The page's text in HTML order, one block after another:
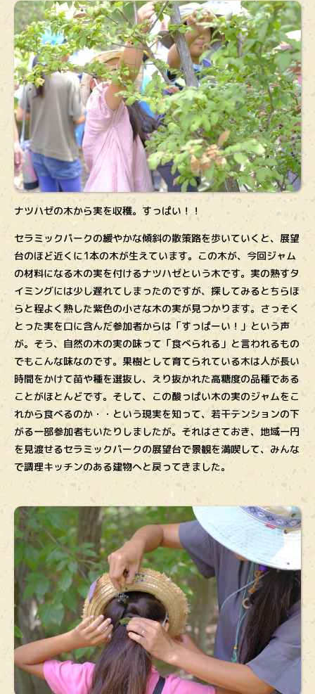
ナツハゼの木から実を収穫。すっぱい！！
セラミックパークの緩やかな傾斜の散策路を歩いていくと、展望
台のほど近くに1本の木が生えています。この木が、今回ジャム
の材料になる木の実を付けるナツハゼという木です。実の熟すタ
イミングには少し遅れてしまったのですが、探してみるとちらほ
らと程よく熟した紫色の小さな木の実が見つかります。さっそく
とった実を口に含んだ参加者からは「すっぱーい！」という声
が。そう、自然の木の実の味って「食べられる」と言われるもの
でもこんな味なのです。果樹として育てられている木は人が長い
時間をかけて苗や種を選抜し、えり抜かれた高糖度の品種である
ことがほとんどです。そして、この酸っぱい木の実のジャムをこ
れから食べるのか・・という現実を知って、若干テンションの下
がる一部参加者もいたりしましたが。それはさておき、地域一円
を見渡せるセラミックパークの展望台で景観を満喫して、みんな
で調理キッチンのある建物へと戻ってきました。